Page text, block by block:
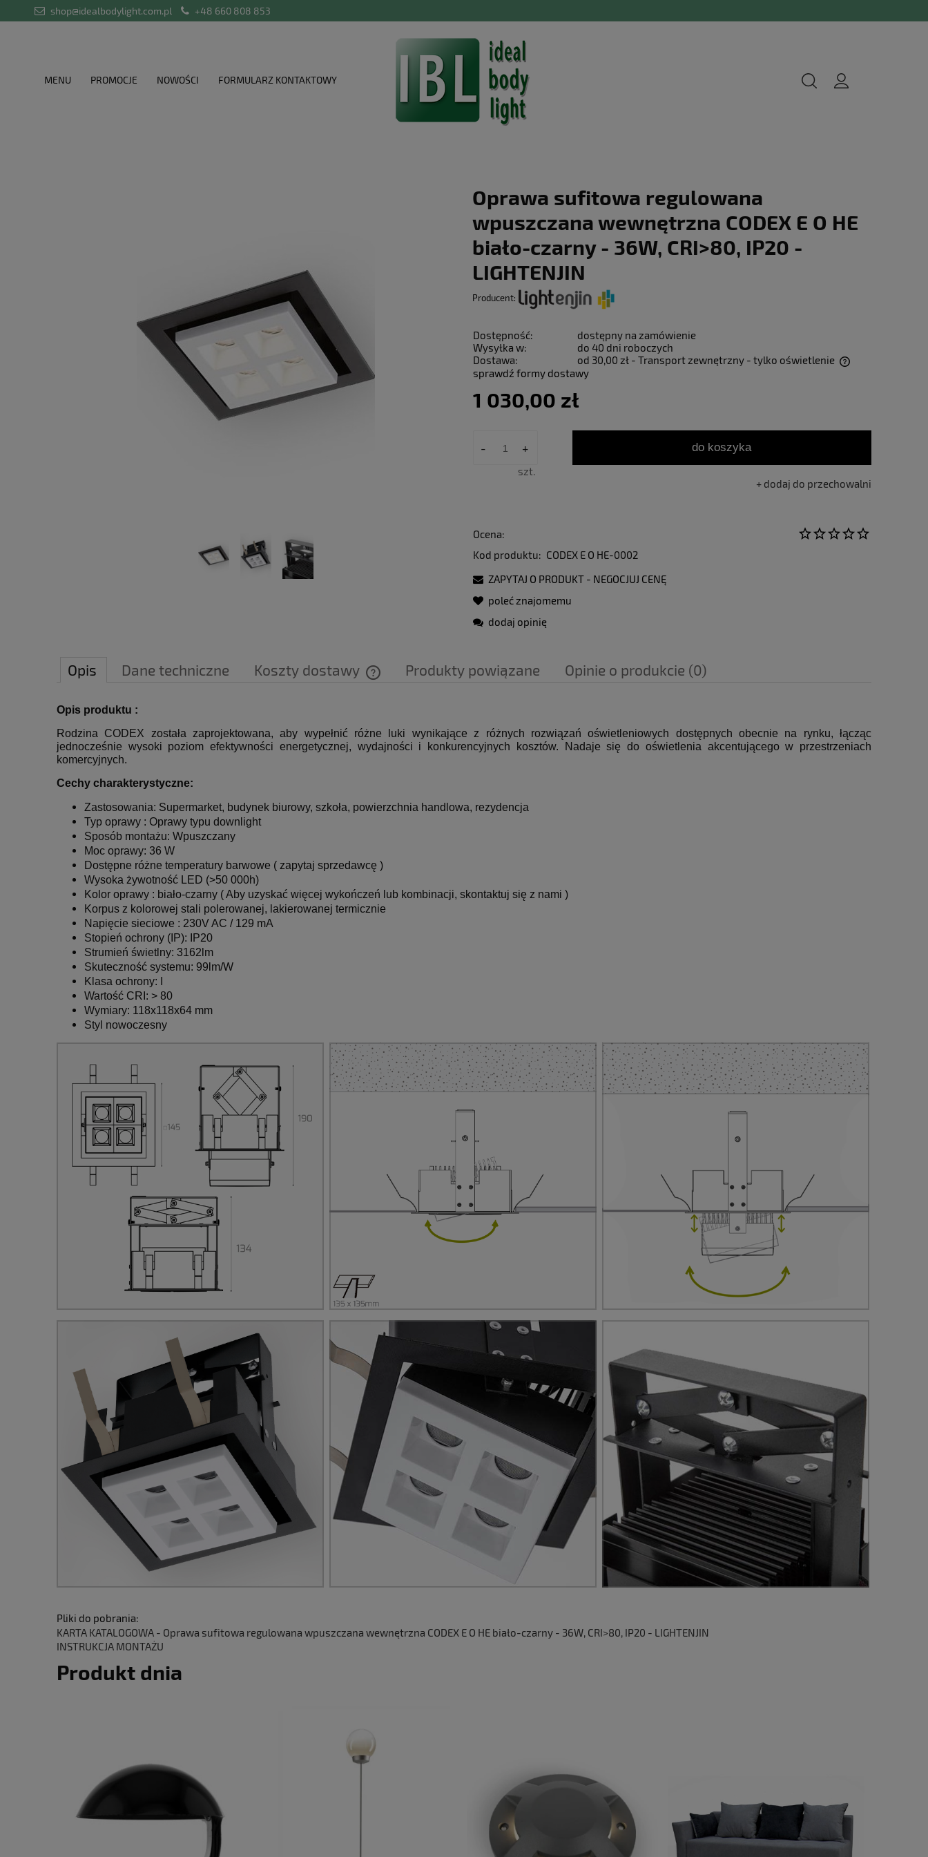
shop@idealbodylight.com.pl +48 660 808 853
MENU PROMOCJE NOWOŚCI FORMULARZ KONTAKTOWY
Oprawa sufitowa regulowana
wpuszczana wewnętrzna CODEX E O HE
biało-czarny - 36W, CRI>80, IP20 -
LIGHTENJIN
Producent:
Dostępność:
dostępny na zamówienie
Wysyłka w:
do 40 dni roboczych
Dostawa:
od 30,00 zł - Transport zewnętrzny - tylko oświetlenie
sprawdź formy dostawy
1 030,00 zł
- +
szt.
do koszyka
dodaj do przechowalni
Ocena:
Kod produktu: CODEX E O HE-0002
ZAPYTAJ O PRODUKT - NEGOCJUJ CENĘ
poleć znajomemu
dodaj opinię
Opis Dane techniczne Koszty dostawy Produkty powiązane Opinie o produkcie (0)
Opis produktu :
Rodzina CODEX została zaprojektowana, aby wypełnić różne luki wynikające z różnych rozwiązań oświetleniowych dostępnych obecnie na rynku, łącząc
jednocześnie wysoki poziom efektywności energetycznej, wydajności i konkurencyjnych kosztów.
Nadaje się do oświetlenia akcentującego w przestrzeniach
komercyjnych.
Cechy charakterystyczne:
Zastosowania: Supermarket, budynek biurowy, szkoła, powierzchnia handlowa, rezydencja
Typ oprawy : Oprawy typu downlight
Sposób montażu: Wpuszczany
Moc oprawy: 36 W
Dostępne różne temperatury barwowe ( zapytaj sprzedawcę )
Wysoka żywotność LED (>50 000h)
Kolor oprawy : biało-czarny ( Aby uzyskać więcej wykończeń lub kombinacji, skontaktuj się z nami )
Korpus z kolorowej stali polerowanej, lakierowanej termicznie
Napięcie sieciowe : 230V AC / 129 mA
Stopień ochrony (IP): IP20
Strumień świetlny: 3162lm
Skuteczność systemu: 99lm/W
Klasa ochrony: I
Wartość CRI: > 80
Wymiary: 118x118x64 mm
Styl nowoczesny
Pliki do pobrania:
KARTA KATALOGOWA - Oprawa sufitowa regulowana wpuszczana wewnętrzna CODEX E O HE biało-czarny - 36W, CRI>80, IP20 - LIGHTENJIN
INSTRUKCJA MONTAŻU
Produkt dnia